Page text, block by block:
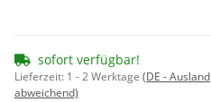
sofort verfügbar!
Lieferzeit: 1 - 2 Werktage (DE - Ausland
abweichend)